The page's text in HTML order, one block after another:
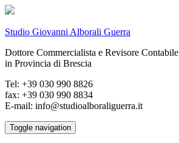
Studio Giovanni Alborali Guerra
Dottore Commercialista e Revisore Contabile
in Provincia di Brescia
Tel: +39 030 990 8826
fax: +39 030 990 8834
E-mail: info@studioalboraliguerra.it
Toggle navigation